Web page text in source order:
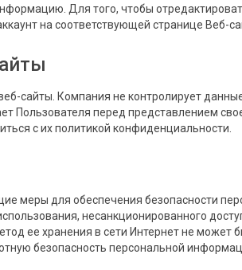
Для того, чтобы
на соответствующей странице Веб-
сайты. Компания не контролирует
Пользователя перед представлением
с их политикой конфиденциальности.
меры для обеспечения безопасности
несанкционированного
ее хранения в сети Интернет не может
безопасность персональной